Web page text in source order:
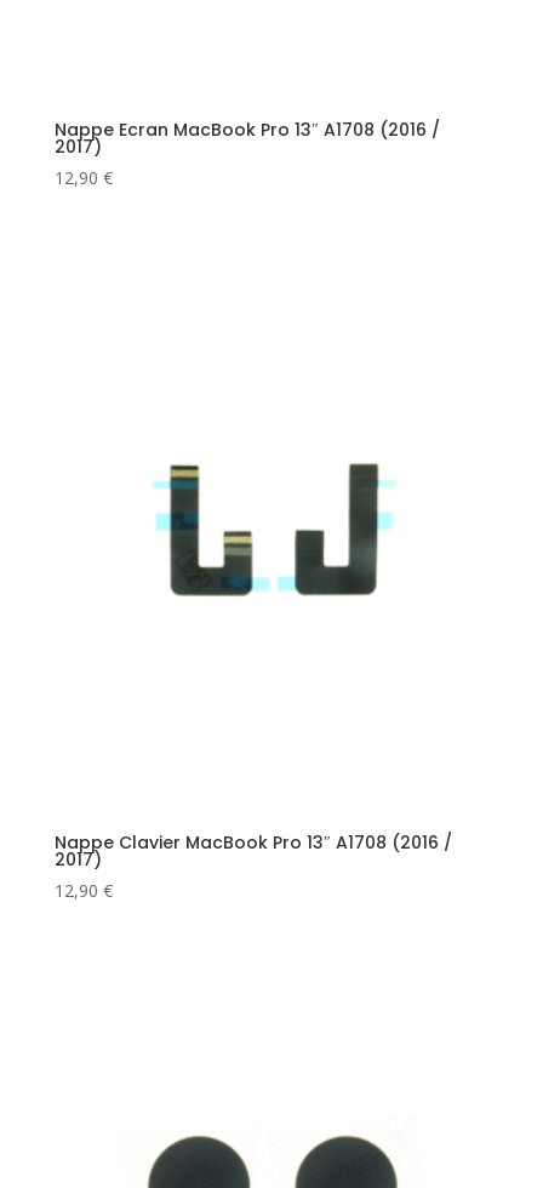
Nappe Ecran MacBook Pro 13″ A1708 (2016 /
2017)
12,90 €
Nappe Clavier MacBook Pro 13″ A1708 (2016 /
2017)
12,90 €